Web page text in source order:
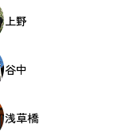
上野
谷中
浅草橋